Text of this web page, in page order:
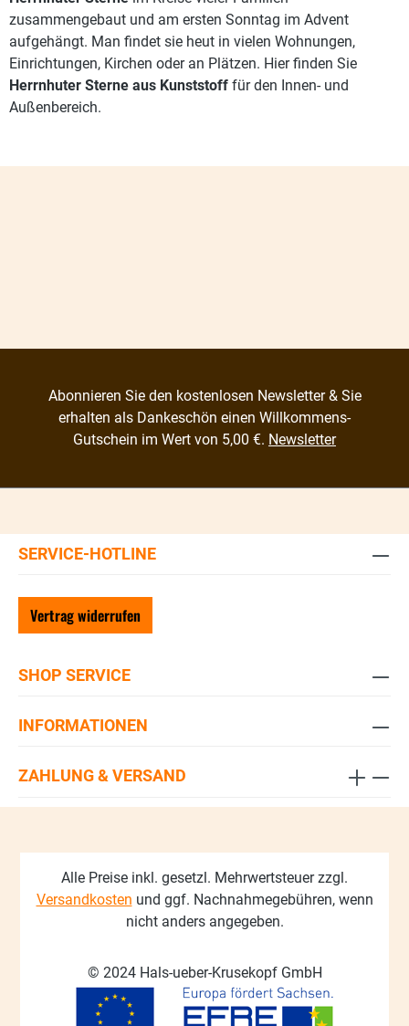
zusammengebaut und am ersten Sonntag im Advent
aufgehängt. Man findet sie heut in vielen Wohnungen,
Einrichtungen, Kirchen oder an Plätzen. Hier finden Sie
Herrnhuter Sterne aus Kunststoff für den Innen- und
Außenbereich.
Abonnieren Sie den kostenlosen Newsletter & Sie
erhalten als Dankeschön einen Willkommens-
Gutschein im Wert von 5,00 €. Newsletter
SERVICE-HOTLINE
Vertrag widerrufen
SHOP SERVICE
INFORMATIONEN
ZAHLUNG & VERSAND
Alle Preise inkl. gesetzl. Mehrwertsteuer zzgl.
Versandkosten und ggf. Nachnahmegebühren, wenn
nicht anders angegeben.
© 2024 Hals-ueber-Krusekopf GmbH